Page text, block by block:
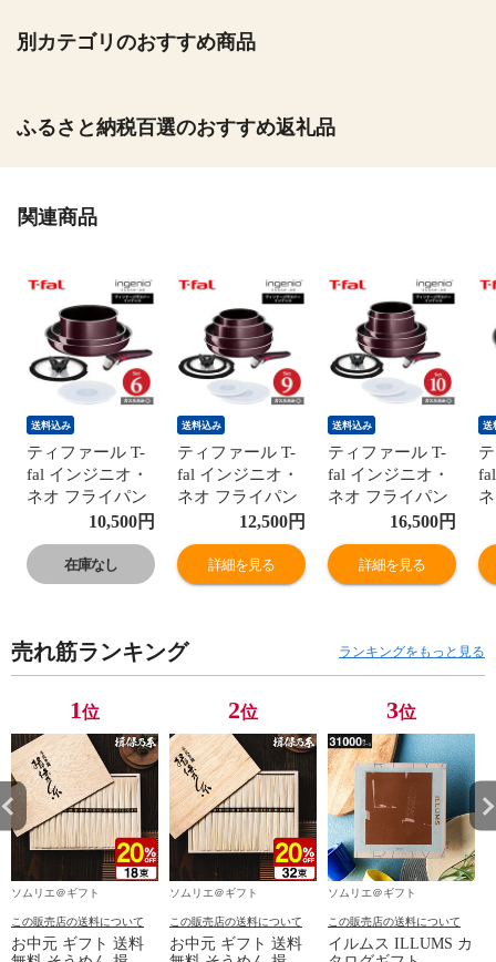
別カテゴリのおすすめ商品
ふるさと納税百選のおすすめ返礼品
関連商品
送料込み
ティファール T-
fal インジニオ・
ネオ フライパン
セット ヴィンテ
ージボルドー・
インテンス セッ
ト6 L43990 ガス
10,500円
在庫なし
送料込み
ティファール T-
fal インジニオ・
ネオ フライパン
セット ヴィンテ
ージボルドー・
インテンス セッ
ト9 L43991 ガス
12,500円
詳細を見る
送料込み
ティファール T-
fal インジニオ・
ネオ フライパン
セット ヴィンテ
ージボルドー・
インテンス セッ
ト10 L43992 ガ
16,500円
詳細を見る
送
売れ筋ランキング ランキングをもっと見る
1位
ソムリエ＠ギフト
この販売店の送料について
お中元 ギフト 送料
2位
ソムリエ＠ギフト
この販売店の送料について
お中元 ギフト 送料
3位
ソムリエ＠ギフト
この販売店の送料について
イルムス ILLUMS カ